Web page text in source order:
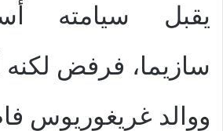
يقبل سيامته
سازيما، فرفض لكنه
ووالد غريغوريوس